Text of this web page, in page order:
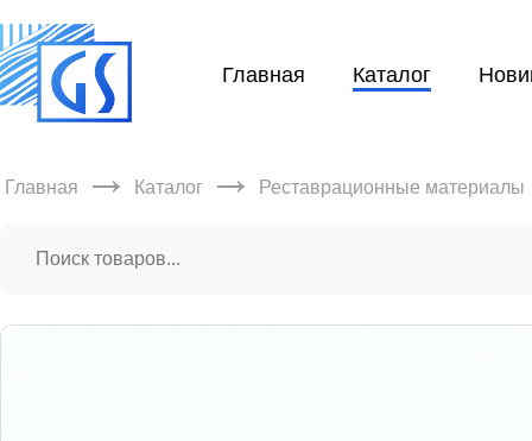
Главная Каталог
Главная → Каталог → Реставрационные материалы